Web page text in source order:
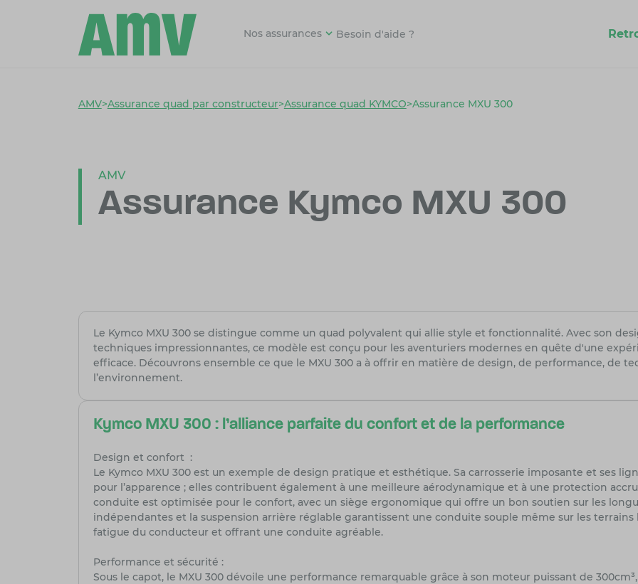
Nos assurances Besoin d'aide ?
AMV>Assurance quad par constructeur>Assurance quad KYMCO>Assurance MXU 300
AMV
Assurance Kymco MXU 300
Le Kymco MXU 300 se distingue comme un quad polyvalent qui allie style et fonctionnalité. Avec son
techniques impressionnantes, ce modèle est conçu pour les aventuriers modernes en quête d'une
efficace. Découvrons ensemble ce que le MXU 300 a à offrir en matière de design, de performance, de
l’environnement.
Kymco MXU 300 : l’alliance parfaite du confort et de la performance
Design et confort :
Le Kymco MXU 300 est un exemple de design pratique et esthétique. Sa carrosserie imposante et ses
pour l’apparence ; elles contribuent également à une meilleure aérodynamique et à une protection
conduite est optimisée pour le confort, avec un siège ergonomique qui offre un bon soutien sur les
indépendantes et la suspension arrière réglable garantissent une conduite souple même sur les terrains
fatigue du conducteur et offrant une conduite agréable.
Performance et sécurité :
Sous le capot, le MXU 300 dévoile une performance remarquable grâce à son moteur puissant de